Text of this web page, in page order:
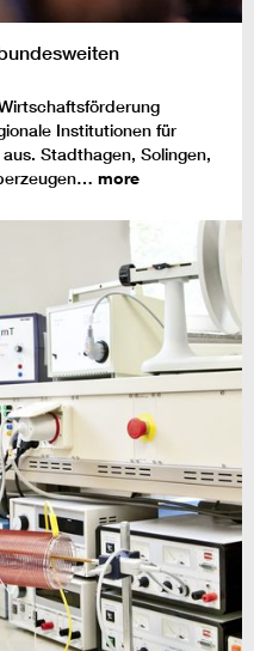
Institutionen für
Stadthagen, Solingen,
more